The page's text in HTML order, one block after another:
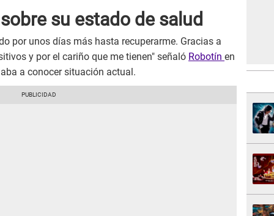
su estado de salud
por unos días más hasta recuperarme. Gracias a
y por el cariño que me tienen" señaló Robotín en
a conocer situación actual.